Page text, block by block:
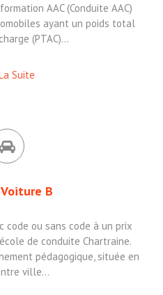
AAC (Conduite AAC)
ayant un poids total
(PTAC)…
Suite
B
code ou sans code à un prix
de conduite Chartraine.
pédagogique, située en
ville…